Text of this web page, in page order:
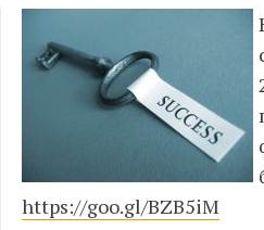
https://goo.gl/BZB5iM